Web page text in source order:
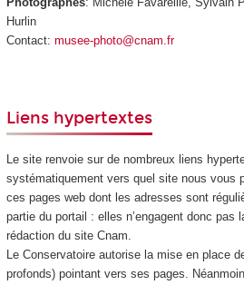
Hurlin
Contact: musee-photo@cnam.fr
Liens hypertextes
Le site renvoie sur de nombreux liens
systématiquement vers quel site nous vous
ces pages web dont les adresses sont
partie du portail : elles n’engagent donc pas
rédaction du site Cnam.
Le Conservatoire autorise la mise en place
profonds) pointant vers ses pages.